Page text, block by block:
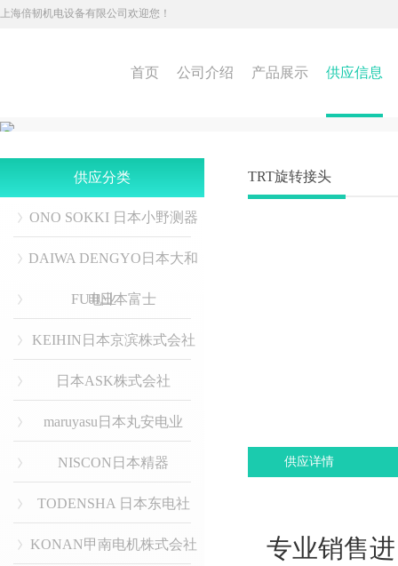
上海倍韧机电设备有限公司欢迎您！
首页 公司介绍 产品展示 供应信息
供应分类
ONO SOKKI 日本小野测器
DAIWA DENGYO日本大和
电业
FUJI日本富士
KEIHIN日本京滨株式会社
日本ASK株式会社
maruyasu日本丸安电业
NISCON日本精器
TODENSHA 日本东电社
KONAN甲南电机株式会社
TRT旋转接头
供应详情
专业销售